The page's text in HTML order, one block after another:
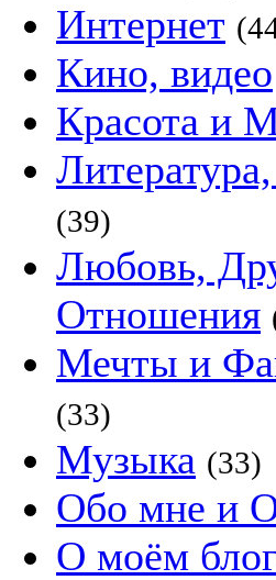
Интернет
Кино, видео
Красота и
(39)
Любовь,
Отношения
Мечты и
(33)
Музыка (33)
Обо мне и
О моём